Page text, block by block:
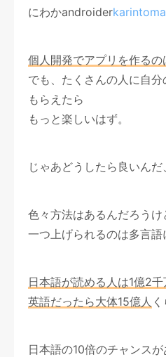
にわかandroider
個人開発でアプリを作るの
でも、たくさんの人に自
もらえたら
もっと楽しいはず。
じゃあどうしたら良いんだ
色々方法はあるんだろうけ
一つ上げられるのは多言語
日本語が読める人は1億2千
英語だったら大体15億人
日本語の10倍のチャンスが